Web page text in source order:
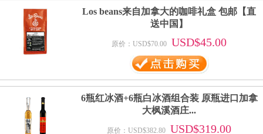
Los beans来自加拿大的咖啡礼盒 包邮【直
送中国】
原价：USD$70.00 USD$45.00
6瓶红冰酒+6瓶白冰酒组合装 原瓶进口加拿
大枫溪酒庄...
原价：USD$382.80 USD$319.00